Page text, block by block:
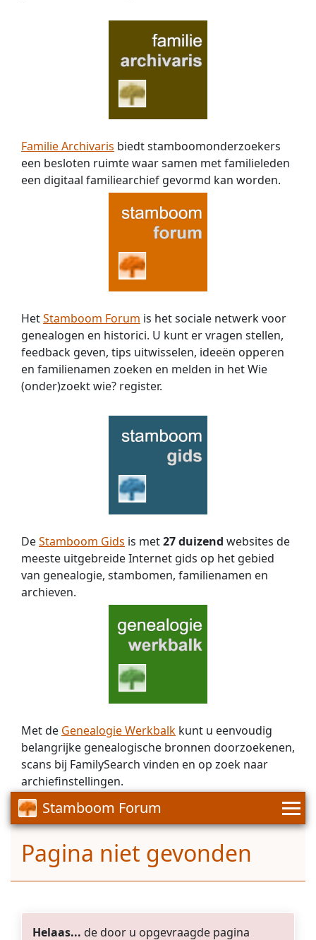
Familie Archivaris biedt stamboomonderzoekers
een besloten ruimte waar samen met familieleden
een digitaal familiearchief gevormd kan worden.
HetStamboom Forum is het sociale netwerk voor
genealogen en historici. U kunt er vragen stellen,
feedback geven, tips uitwisselen, ideeën opperen
en familienamen zoeken en melden in het Wie
(onder)zoekt wie? register.
DeStamboom Gids is met27 duizend websites de
meeste uitgebreide Internet gids op het gebied
van genealogie, stambomen, familienamen en
archieven.
Met de Genealogie Werkbalk kunt u eenvoudig
belangrijke genealogische bronnen doorzoekenen,
scans bij FamilySearch vinden en op zoek naar
archiefinstellingen.
Stamboom Forum
Pagina niet gevonden
Helaas... de door u opgevraagde pagina